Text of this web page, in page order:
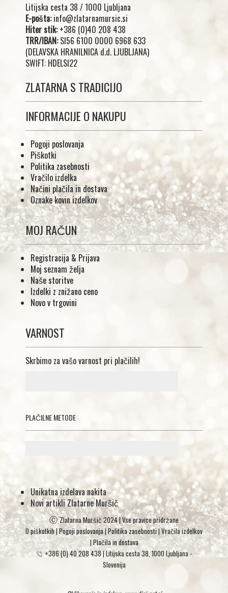
Litijska cesta 38 / 1000 Ljubljana
E-pošta:info@zlatarnamursic.si
Hiter stik:+386 (0)40 208 438
TRR/IBAN:SI56 6100 0000 6968 633
(DELAVSKA HRANILNICA d.d. LJUBLJANA)
SWIFT: HDELSI22
ZLATARNA S TRADICIJO
INFORMACIJE O NAKUPU
Pogoji poslovanja
Piškotki
Politika zasebnosti
Vračilo izdelka
Načini plačila in dostava
Oznake kovin izdelkov
MOJ RAČUN
Registracija & Prijava
Moj seznam želja
Naše storitve
Izdelki z znižano ceno
Novo v trgovini
VARNOST
Skrbimo za vašo varnost pri plačilih!
PLAČILNE METODE
Unikatna izdelava nakita
Novi artikli Zlatarne Muršič
ⒸZlatarna Muršič 2024 | Vse pravice pridržane
O piškotkih|Pogoji poslovanja|Politika zasebnosti| Vračila izdelkov
|Plačila in dostava
+386 (0) 40 208 438|Litijska cesta 38, 1000 Ljubljana -
Slovenija